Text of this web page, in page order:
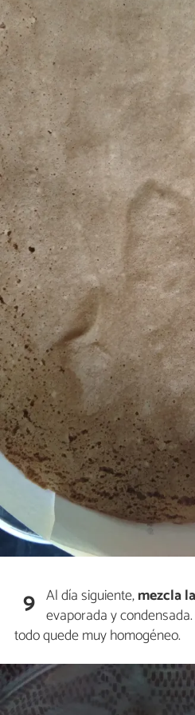
9 Al día siguiente,mezcla
evaporada y condensada.
todo quede muy homogéneo.